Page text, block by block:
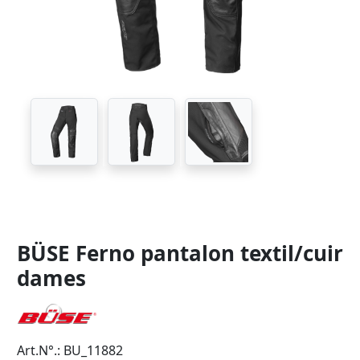
BÜSE Ferno pantalon textil/cuir
dames
Art.N°.: BU_11882